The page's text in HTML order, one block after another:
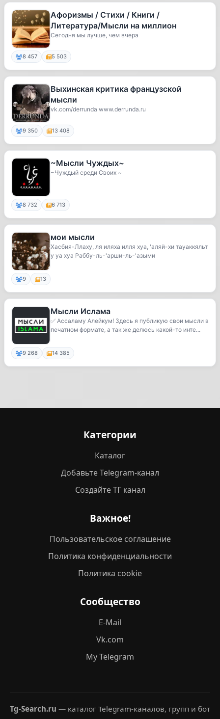
Афоризмы / Стихи / Книги /
Литература/Мысли на миллион
Сегодня мы лучше, чем вчера
8 457 5 503
Выхинская критика французской
мысли
vk.com/derrunda www.derrunda.ru
9 350 13 408
~Мысли Чуждых~
~Чуждый среди Своих ~
8 732 6 713
мои мысли
Хасбия-Ллаху, ля иляха илля хуа, 'аляй-хи тауаккяльт
у уа хуа Раббу-ль-'арши-ль-'азыми
9 13
Мысли Ислама
✅ Ассаламу Алейкум! Здесь я публикую свои мысли в
печатном формате, а так же делюсь какой-то инте...
9 268 14 385
Категории
Каталог
Добавьте Telegram-канал
Создайте ТГ канал
Важное!
Пользовательское соглашение
Политика конфиденциальности
Политика cookie
Сообщество
E-Mail
Vk.com
My Telegram
Tg-Search.ru — каталог Telegram-каналов, групп и бот